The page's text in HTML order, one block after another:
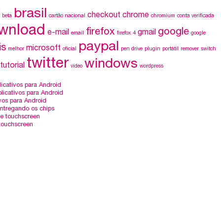
beta brasil cartão nacional checkout chrome chromium conta verificada
e-mail email firefox firefox 4 gmail google google
melhor microsoft oficial paypal pen drive plugin portátil remover switch
tutorial twitter video windows wordpress
para Android
para Android
para Android
os chips
touchscreen